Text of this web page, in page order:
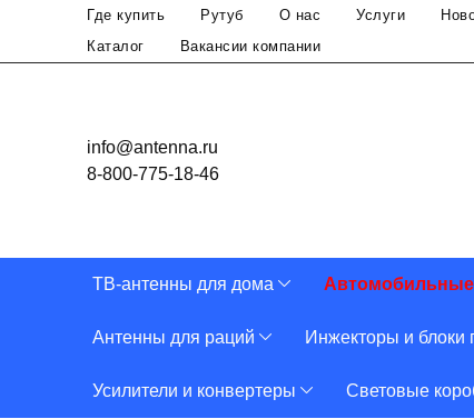
Где купить Рутуб О нас Услуги
Каталог
Вакансии компании
info@antenna.ru
8-800-775-18-46
ТВ-антенны для дома
Антенны для раций Инжекторы и блоки
Усилители и конвертеры Световые